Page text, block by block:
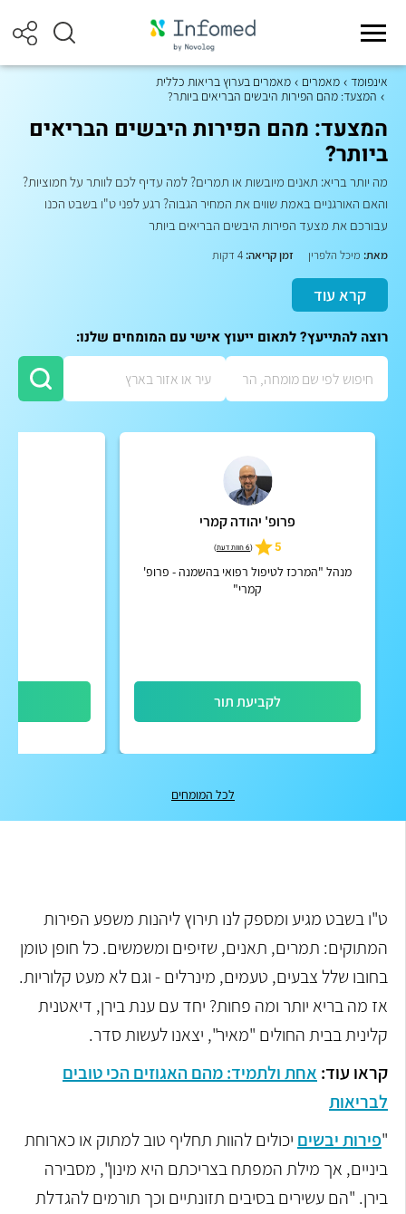
אינפומד מאמרים
מאמרים בערוץ בריאות כללית
המצעד: מהם הפירות היבשים הבריאים ביותר?
המצעד: מהם הפירות היבשים הבריאים
ביותר?
מה יותר בריא: תאנים מיובשות או תמרים? למה עדיף לכם לוותר על חמוציות?
והאם האורגניים באמת שווים את המחיר הגבוה? רגע לפני ט"ו בשבט הכנו
עבורכם את מצעד הפירות היבשים הבריאים ביותר
מאת: מיכל הלפרין זמן קריאה:
קרא עוד
רוצה להתייעץ? לתאום ייעוץ אישי עם המומחים שלנו:
פרופ' יהודה קמרי
5
(6 חוות דעת )
מנהל "המרכז לטיפול רפואי בהשמנה - פרופ'
קמרי"
לקביעת תור
לכל המומחים
ט"ו בשבט מגיע ומספק לנו תירוץ ליהנות משפע הפירות
המתוקים: תמרים, תאנים, שזיפים ומשמשים. כל חופן טומן
בחובו שלל צבעים, טעמים, מינרלים - וגם לא מעט קלוריות.
אז מה בריא יותר ומה פחות? יחד עם ענת בירן, דיאטנית
קלינית בבית החולים "מאיר", יצאנו לעשות סדר.
קראו עוד: אחת ולתמיד: מהם האגוזים הכי טובים
לבריאות
"פירות יבשים יכולים להוות תחליף טוב למתוק או כארוחת
ביניים, אך מילת המפתח בצריכתם היא מינון", מסבירה
בירן. "הם עשירים בסיבים תזונתיים וכך תורמים להגדלת